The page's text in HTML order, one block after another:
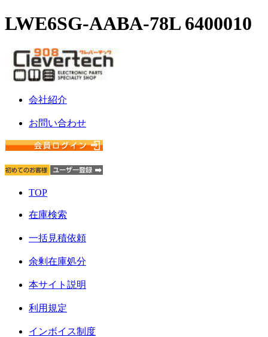
LWE6SG-AABA-78L 6400010
会社紹介
お問い合わせ
TOP
在庫検索
一括見積依頼
余剰在庫処分
本サイト説明
利用規定
インボイス制度